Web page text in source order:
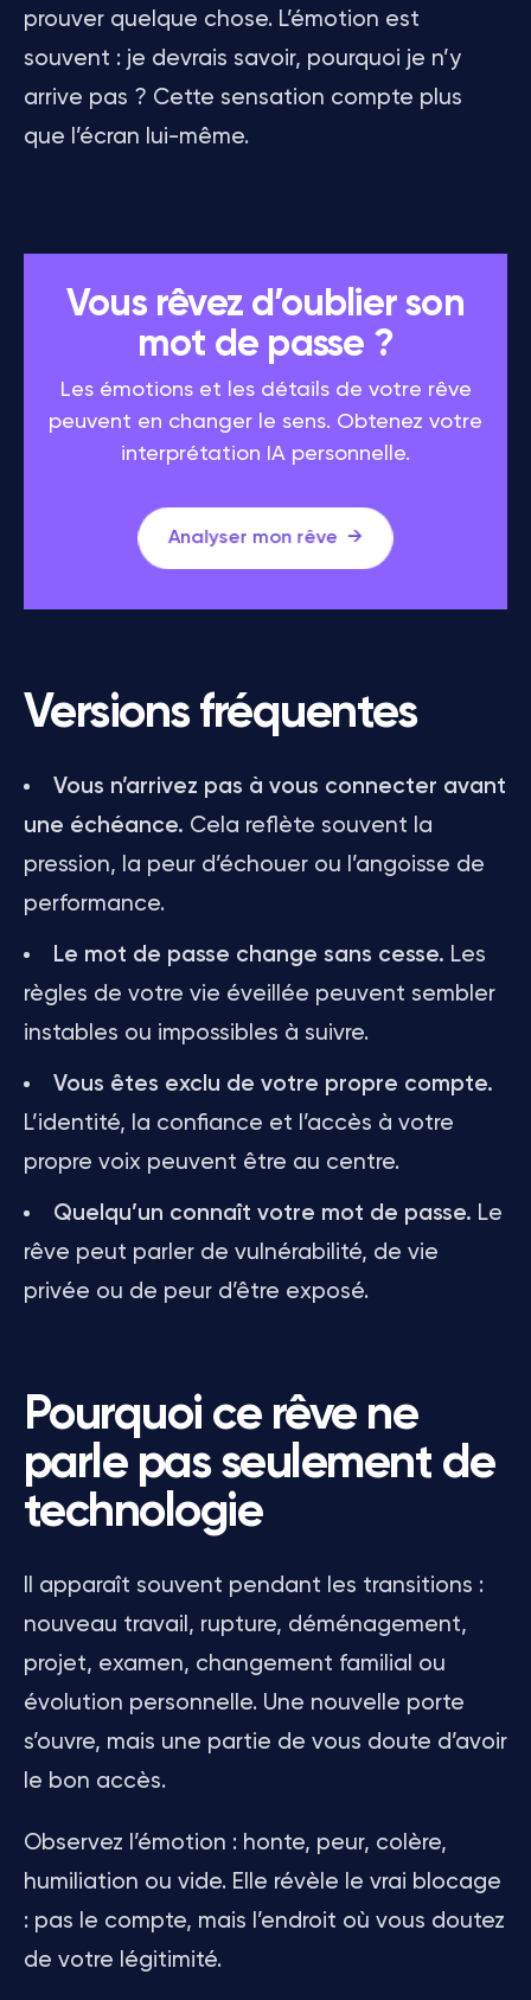
prouver quelque chose. L’émotion est
souvent : je devrais savoir, pourquoi je n’y
arrive pas ? Cette sensation compte plus
que l’écran lui-même.
Vous rêvez d’oublier son
mot de passe ?
Les émotions et les détails de votre rêve
peuvent en changer le sens. Obtenez votre
interprétation IA personnelle.
Analyser mon rêve
Versions fréquentes
Vous n’arrivez pas à vous connecter avant
une échéance. Cela reflète souvent la
pression, la peur d’échouer ou l’angoisse de
performance.
Le mot de passe change sans cesse. Les
règles de votre vie éveillée peuvent sembler
instables ou impossibles à suivre.
Vous êtes exclu de votre propre compte.
L’identité, la confiance et l’accès à votre
propre voix peuvent être au centre.
Quelqu’un connaît votre mot de passe. Le
rêve peut parler de vulnérabilité, de vie
privée ou de peur d’être exposé.
Pourquoi ce rêve ne
parle pas seulement de
technologie
Il apparaît souvent pendant les transitions :
nouveau travail, rupture, déménagement,
projet, examen, changement familial ou
évolution personnelle. Une nouvelle porte
s’ouvre, mais une partie de vous doute d’avoir
le bon accès.
Observez l’émotion : honte, peur, colère,
humiliation ou vide. Elle révèle le vrai blocage
: pas le compte, mais l’endroit où vous doutez
de votre légitimité.